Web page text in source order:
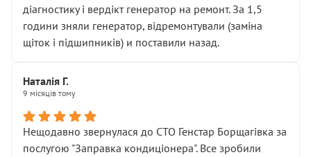
діагностику і вердікт генератор на ремонт. За 1,5
години зняли генератор, відремонтували (заміна
щіток і підшипників) и поставили назад.
Наталія Г.
9 місяців тому
Нещодавно звернулася до СТО Генстар Борщагівка за
послугою "Заправка кондиціонера". Все зробили